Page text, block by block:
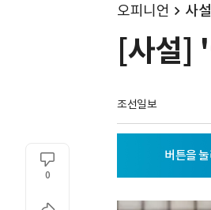
오피니언 사설
[사설]
조선일보
0